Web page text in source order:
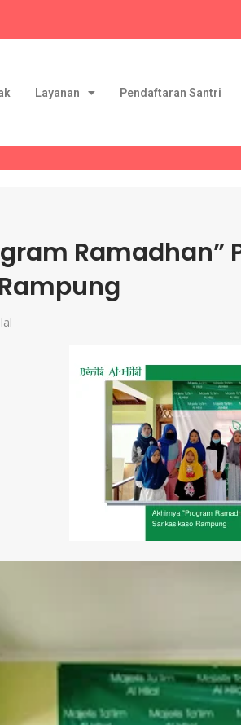
Layanan Pendaftaran Santri
Ramadhan”